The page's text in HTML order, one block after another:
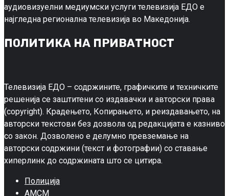
аудиовизуелни медиумски услуги телевизија ЕДО е
најгледна регионална телевизија во Македонија.
ПОЛИТИКА НА ПРИВАТНОСТ
Телевизија ЕДО – содржините, графичките и техничките
решенија се заштитени со издавачки и авторски права
(copyright). Крадењето, Копирањето, и реиздавањето, на
авторски текстови без дозвола од редакцијата е казниво
со закон. Дозволено е делумно превземање на
авторски содржини (текст и фотографии) со ставање
хиперлинк до содржината што се цитира.
Полиција
АМСМ